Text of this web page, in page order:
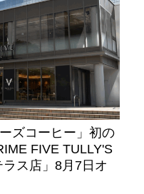
ズコーヒー」初の
FIVE TULLY'S
ス店」8月7日オ